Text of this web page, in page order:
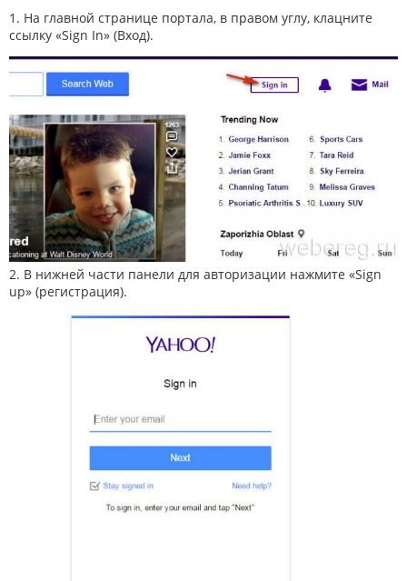
1. На главной странице портала, в правом углу, клацните
ссылку «Sign In» (Вход).
2. В нижней части панели для авторизации нажмите «Sign
up» (регистрация).